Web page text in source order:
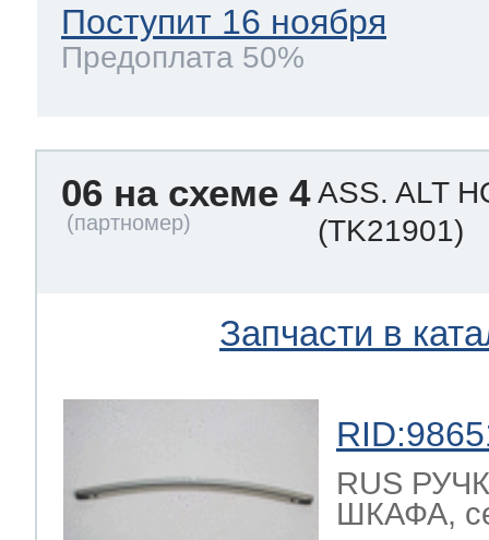
Поступит 16 ноября
Предоплата 50%
06 на схеме 4 ASS. ALT
(TK21901)
Запчасти в
RUS
ШКАФА,